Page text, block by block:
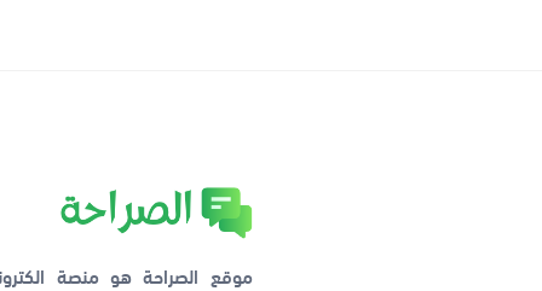
موقع الصراحة هو منصة